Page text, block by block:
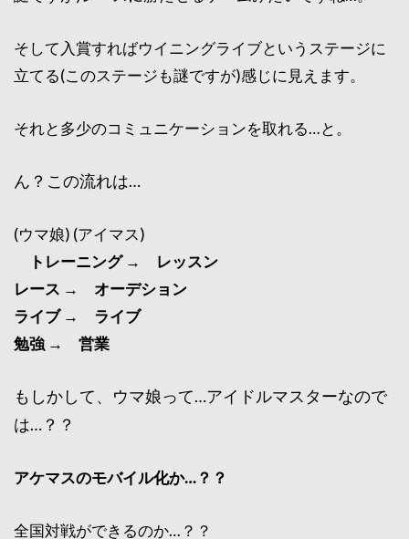
そして入賞すればウイニングライブというステージに
立てる(このステージも謎ですが)感じに見えます。
それと多少のコミュニケーションを取れる…と。
ん？この流れは…
(ウマ娘) (アイマス)
トレーニング → レッスン
レース → オーデション
ライブ → ライブ
勉強 → 営業
もしかして、ウマ娘って…アイドルマスターなので
は…？？
アケマスのモバイル化か…？？
全国対戦ができるのか…？？